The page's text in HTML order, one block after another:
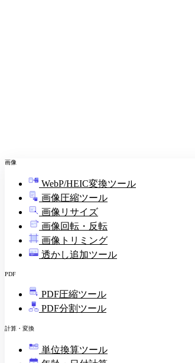
画像
WebP/HEIC変換ツール
画像圧縮ツール
画像リサイズ
画像回転・反転
画像トリミング
透かし追加ツール
PDF
PDF圧縮ツール
PDF分割ツール
計算・変換
単位換算ツール